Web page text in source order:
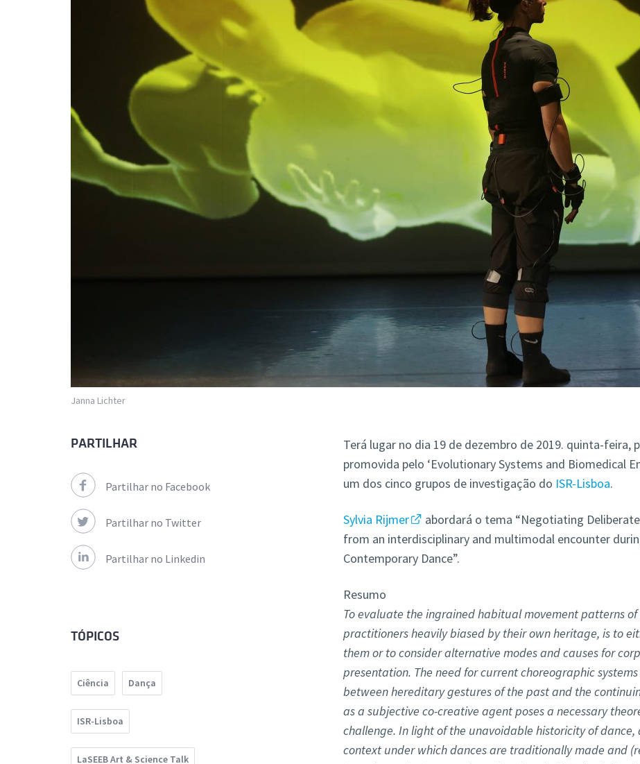
Formação Avançada
Janna Lichter
Terá lugar no dia 19 de dezembro de 2019. quinta-feira,
promovida pelo ‘Evolutionary Systems and Biomedical
um dos cinco grupos de investigação do ISR-Lisboa.
Sylvia Rijmer
abordará o tema “Negotiating
from an interdisciplinary and multimodal encounter
Contemporary Dance”.
Resumo
To evaluate the ingrained habitual movement patterns of
practitioners heavily biased by their own heritage, is to
them or to consider alternative modes and causes for
presentation. The need for current choreographic
between hereditary gestures of the past and the
as a subjective co-creative agent poses a necessary
challenge. In light of the unavoidable historicity of
context under which dances are traditionally made and
PARTILHAR
Partilhar no Facebook
Partilhar no Twitter
Partilhar no Linkedin
TÓPICOS
Ciência Dança
ISR-Lisboa
LaSEEB Art & Science Talk